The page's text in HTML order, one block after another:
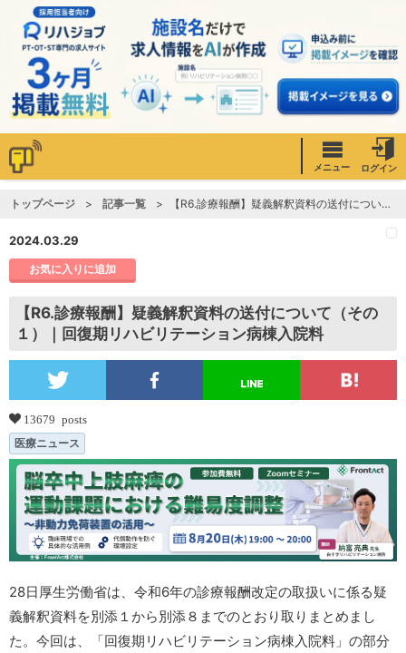
メニュー ログイン
トップページ 記事一覧 【R6.診療報酬】疑義解釈資料の送付について（その１）｜回復期リハビリテーション病棟入院料
2024.03.29
お気に入りに追加
【R6.診療報酬】疑義解釈資料の送付について（その
１）｜回復期リハビリテーション病棟入院料
13679 posts
医療ニュース
28日厚生労働省は、令和6年の診療報酬改定の取扱いに係る疑
義解釈資料を別添１から別添８までのとおり取りまとめまし
た。今回は、「回復期リハビリテーション病棟入院料」の部分